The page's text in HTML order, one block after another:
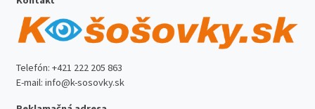
Telefón: +421 222 205 863
E-mail: info@k-sosovky.sk